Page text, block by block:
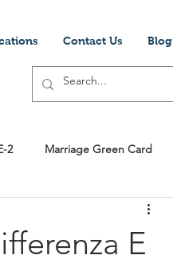
Contact Us Blog
2 Marriage Green Card
Visti Per Gli Stati Unit
E